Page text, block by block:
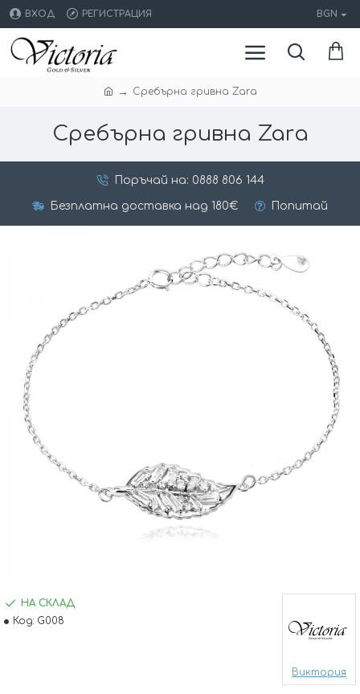
ВХОД РЕГИСТРАЦИЯ BGN
Сребърна гривна Zara
Сребърна гривна Zara
Поръчай на: 0888 806 144
Безплатна доставка над 180€ Попитай
НА СКЛАД
Код: G008
Виктория